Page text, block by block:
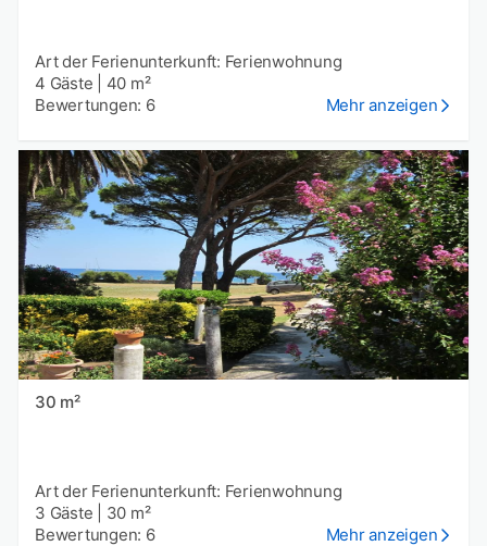
Art der Ferienunterkunft: Ferienwohnung
4 Gäste
40 m²
Bewertungen: 6
Mehr anzeigen
30 m²
Art der Ferienunterkunft: Ferienwohnung
3 Gäste
30 m²
Bewertungen: 6
Mehr anzeigen